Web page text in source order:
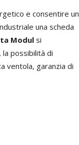
e consentire un
una scheda
Modul si
possibilità di
ventola, garanzia di